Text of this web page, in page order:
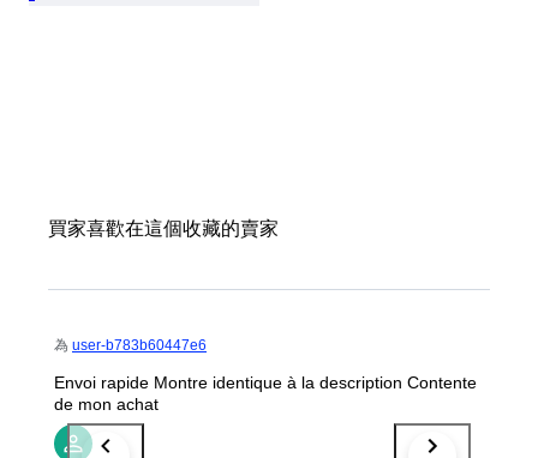
買家喜歡在這個收藏的賣家
為 user-b783b60447e6
Envoi rapide Montre identique à la description Contente
de mon achat